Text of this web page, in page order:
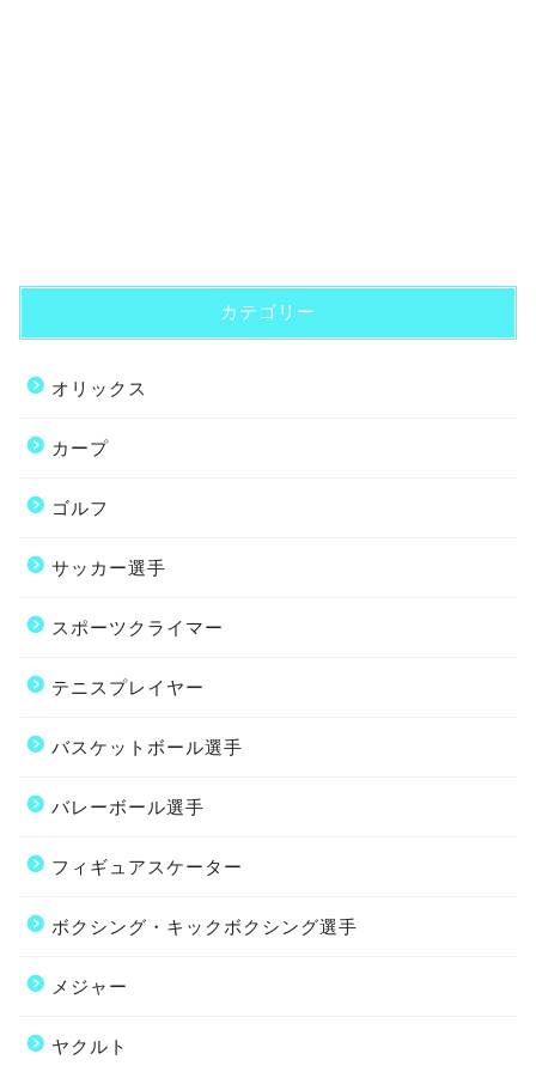
カテゴリー
オリックス
カープ
ゴルフ
サッカー選手
スポーツクライマー
テニスプレイヤー
バスケットボール選手
バレーボール選手
フィギュアスケーター
ボクシング・キックボクシング選手
メジャー
ヤクルト